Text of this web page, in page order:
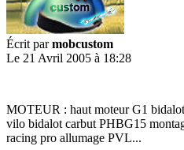
Écrit parmobcustom
Le 21 Avril 2005 à 18:28
MOTEUR : haut moteur G1
vilo bidalot carbut PHBG15
racing pro allumage PVL...